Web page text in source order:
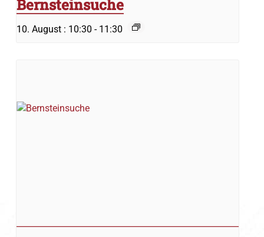
Bernsteinsuche
10. August : 10:30 - 11:30